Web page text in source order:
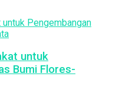
untuk
Bumi Flores-